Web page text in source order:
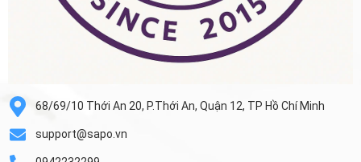
68/69/10 Thới An 20, P.Thới An, Quận 12, TP Hồ Chí Minh
support@sapo.vn